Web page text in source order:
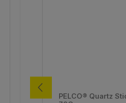
PELCO® Quartz